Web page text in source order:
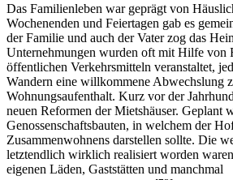
Das Familienleben war geprägt von
Wochenenden und Feiertagen gab es
der Familie und auch der Vater zog das
Unternehmungen wurden oft mit Hilfe von
öffentlichen Verkehrsmitteln veranstaltet,
Wandern eine willkommene Abwechslung
Wohnungsaufenthalt. Kurz vor der
neuen Reformen der Mietshäuser. Geplant
Genossenschaftsbauten, in welchem der
Zusammenwohnens darstellen sollte. Die
letztendlich wirklich realisiert worden
eigenen Läden, Gaststätten und manchmal